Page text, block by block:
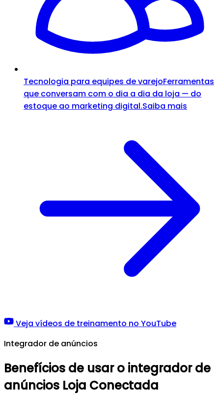
Tecnologia para equipes de varejoFerramentas
que conversam com o dia a dia da loja — do
estoque ao marketing digital.Saiba mais
Veja vídeos de treinamento no YouTube
Integrador de anúncios
Benefícios de usar o integrador de
anúncios Loja Conectada